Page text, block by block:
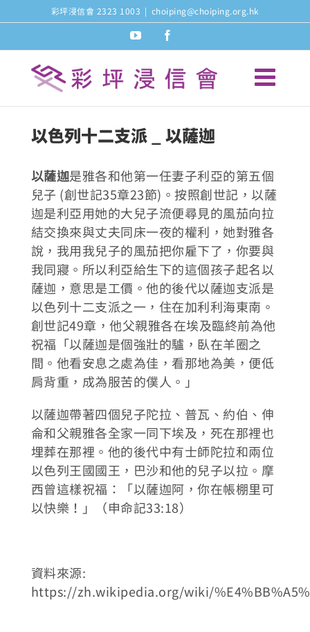
to
content
彩坪浸信會 2323 1003 | choiping@choiping.org.hk
youtube
以色列十二支派 _ 以薩迦
以薩迦是雅各和他第一任妻子利亞的第五個
兒子 (創世記35章23節)。按照創世記，以薩
迦是利亞用她的大兒子流便尋見的風茄向拉
結交換來與丈夫同床一夜的權利，她對雅各
說，我用我兒子的風茄把你雇下了，你要與
我同寢。所以利亞給生下的這個孩子起名以
薩迦，意思是工價。他的後代以薩迦支派是
以色列十二支派之一，住在加利利海東南。
創世記49章，他父親雅各在埃及臨終前為他
祝福「以薩迦是個強壯的驢，臥在羊圈之
間。他看安息之處為佳，看那地為美，便低
肩背重，成為服苦的僕人。」
以薩迦帶著四個兒子陀拉、普瓦、約伯、伸
侖和父親雅各全家一同下埃及，死在那裡也
埋葬在那裡。他的後代中有士師陀拉和兩位
以色列王國國王，巴沙和他的兒子以拉。摩
西曾這樣祝福：「以薩迦阿，你在帳棚里可
以快樂！」（申命記33:18）
資料來源:
https://zh.wikipedia.org/wiki/